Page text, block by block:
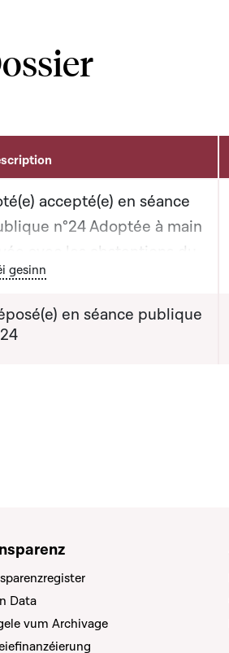
accepté(e) en séance
n°24 Adoptée à main
avec les abstentions du
politique CSV et de la
politique ADR
Bouton graphique servant à afficher
gesinn
en séance publique
Data
vum Archivage